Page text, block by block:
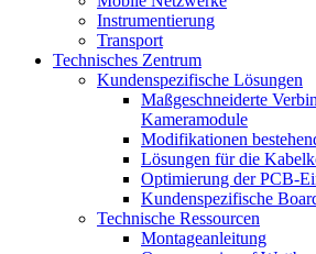
Instrumentierung
Transport
Technisches Zentrum
Kundenspezifische Lösungen
Maßgeschneiderte
Kameramodule
Modifikationen
Lösungen für die
Optimierung der PCB-
Kundenspezifische
Technische Ressourcen
Montageanleitung